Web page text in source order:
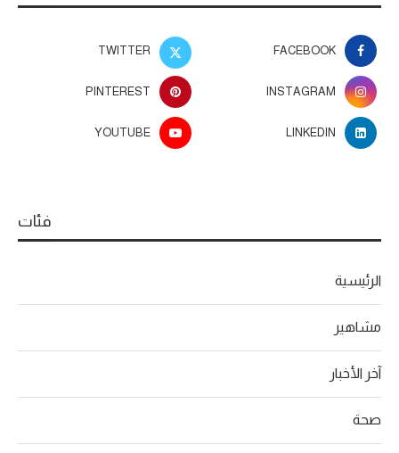
FACEBOOK
TWITTER
INSTAGRAM
PINTEREST
LINKEDIN
YOUTUBE
فئات
الرئيسية
مشاهير
آخر الأخبار
صحة